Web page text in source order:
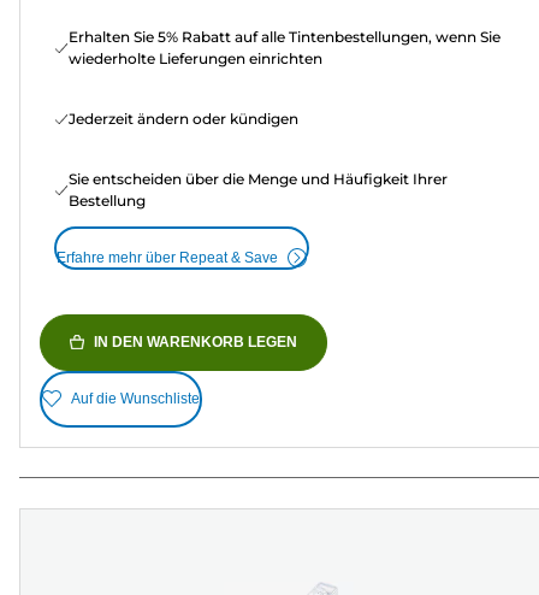
Erhalten Sie 5% Rabatt auf alle Tintenbestellungen, wenn Sie
wiederholte Lieferungen einrichten
Jederzeit ändern oder kündigen
Sie entscheiden über die Menge und Häufigkeit Ihrer
Bestellung
Erfahre mehr über Repeat & Save
IN DEN WARENKORB LEGEN
Auf die Wunschliste